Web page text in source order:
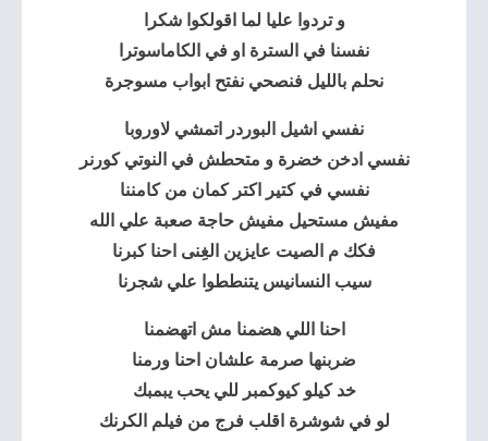
و تردوا عليا لما اقولكوا شكرا
نفسنا في السترة او في الكاماسوترا
نحلم بالليل فنصحي نفتح ابواب مسوجرة
نفسي اشيل البوردر اتمشي لاوروبا
نفسي ادخن خضرة و متحطش في النوتي كورنر
نفسي في كتير اكتر كمان من كامننا
مفيش مستحيل مفيش حاجة صعبة علي الله
فكك م الصيت عايزين الغِنى احنا كبرنا
سيب النسانيس يتنططوا علي شجرنا
احنا اللي هضمنا مش اتهضمنا
ضربنها صرمة علشان احنا ورمنا
خد كيلو كيوكمبر للي يحب يبمبك
لو في شوشرة اقلب فرج من فيلم الكرنك